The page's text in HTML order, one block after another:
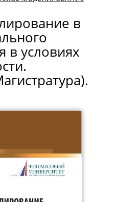
в
в условиях